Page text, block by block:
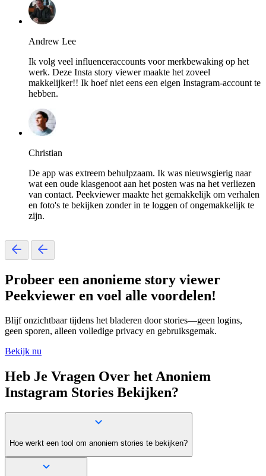
Andrew Lee
Ik volg veel influenceraccounts voor merkbewaking op het
werk. Deze Insta story viewer maakte het zoveel
makkelijker!! Ik hoef niet eens een eigen Instagram-account te
hebben.
Christian
De app was extreem behulpzaam. Ik was nieuwsgierig naar
wat een oude klasgenoot aan het posten was na het verliezen
van contact. Peekviewer maakte het gemakkelijk om verhalen
en foto's te bekijken zonder in te loggen of ongemakkelijk te
zijn.
Probeer een anonieme story viewer
Peekviewer en voel alle voordelen!
Blijf onzichtbaar tijdens het bladeren door stories—geen logins,
geen sporen, alleen volledige privacy en gebruiksgemak.
Bekijk nu
Heb Je Vragen Over het Anoniem
Instagram Stories Bekijken?
Hoe werkt een tool om anoniem stories te bekijken?